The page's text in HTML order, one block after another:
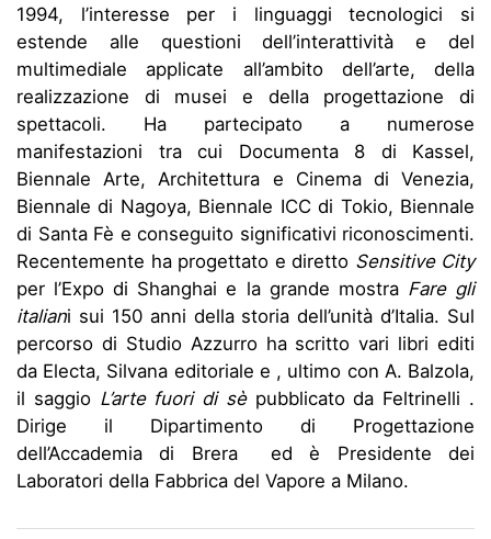
1994, l’interesse per i linguaggi tecnologici si
estende alle questioni dell’interattività e del
multimediale applicate all’ambito dell’arte, della
realizzazione di musei e della progettazione di
spettacoli. Ha partecipato a numerose
manifestazioni tra cui Documenta 8 di Kassel,
Biennale Arte, Architettura e Cinema di Venezia,
Biennale di Nagoya, Biennale ICC di Tokio, Biennale
di Santa Fè e conseguito significativi riconoscimenti.
Recentemente ha progettato e diretto Sensitive City
per l’Expo di Shanghai e la grande mostra Fare gli
italiani sui 150 anni della storia dell’unità d’Italia. Sul
percorso di Studio Azzurro ha scritto vari libri editi
da Electa, Silvana editoriale e , ultimo con A. Balzola,
il saggio L’arte fuori di sèpubblicato da Feltrinelli .
Dirige il Dipartimento di Progettazione
dell’Accademia di Brera ed è Presidente dei
Laboratori della Fabbrica del Vapore a Milano.